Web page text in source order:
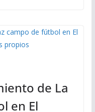
de La
en El